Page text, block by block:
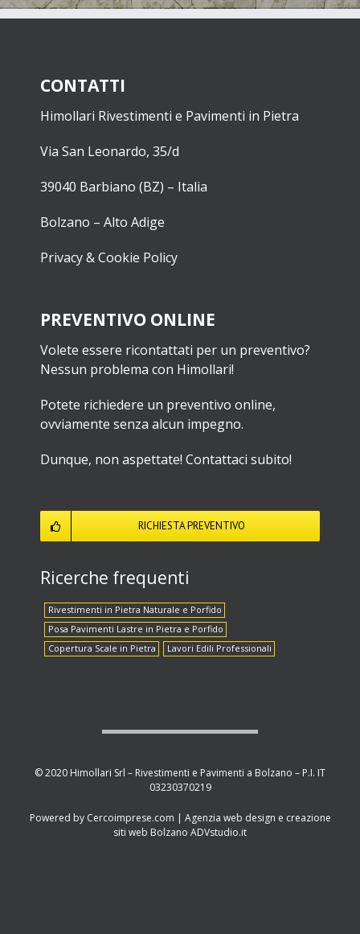
CONTATTI
Himollari Rivestimenti e Pavimenti in Pietra
Via San Leonardo, 35/d
39040 Barbiano (BZ) – Italia
Bolzano – Alto Adige
Privacy & Cookie Policy
PREVENTIVO ONLINE
Volete essere ricontattati per un preventivo?
Nessun problema con Himollari!
Potete richiedere un preventivo online,
ovviamente senza alcun impegno.
Dunque, non aspettate! Contattaci subito!
RICHIESTA PREVENTIVO
Ricerche frequenti
Rivestimenti in Pietra Naturale e Porfido
Posa Pavimenti Lastre in Pietra e Porfido
Copertura Scale in Pietra
Lavori Edili Professionali
© 2020 Himollari Srl – Rivestimenti e Pavimenti a Bolzano – P.I. IT
03230370219
Powered by Cercoimprese.com | Agenzia web design e creazione
siti web Bolzano ADVstudio.it